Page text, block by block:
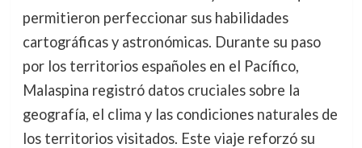
permitieron perfeccionar sus habilidades
cartográficas y astronómicas. Durante su paso
por los territorios españoles en el Pacífico,
Malaspina registró datos cruciales sobre la
geografía, el clima y las condiciones naturales de
los territorios visitados. Este viaje reforzó su